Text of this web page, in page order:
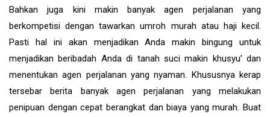
Bahkan juga kini makin banyak agen perjalanan yang
berkompetisi dengan tawarkan umroh murah atau haji kecil.
Pasti hal ini akan menjadikan Anda makin bingung untuk
menjadikan beribadah Anda di tanah suci makin khusyu’ dan
menentukan agen perjalanan yang nyaman. Khususnya kerap
tersebar berita banyak agen perjalanan yang melakukan
penipuan dengan cepat berangkat dan biaya yang murah. Buat